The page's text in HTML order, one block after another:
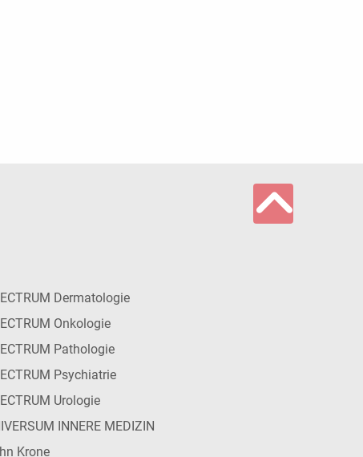
Dermatologie
Onkologie
Pathologie
Psychiatrie
Urologie
INNERE MEDIZIN
Krone